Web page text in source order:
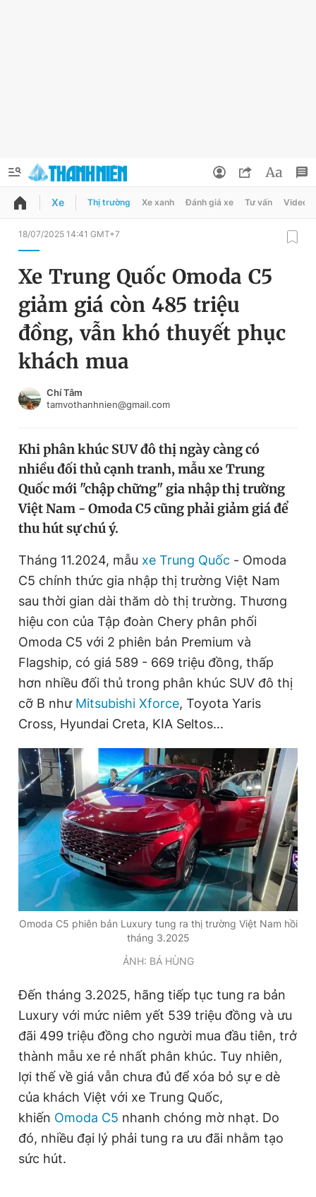
QUẢNG CÁO
Chuyên mục
Chuyên mục khác
Chào ngày mới
Tin thị trường Tin 360
Video Magazine
Sản phẩm khác
Tiện ích
Thông tin tòa soạn Liên hệ quảng cáo
Đọc Thanh Niên trên điện thoại
Theo dõi báo trên
Hotline
0906 645 777
Liên hệ quảng cáo
0908 780 404
Đặt báo Quảng cáo RSS Tòa soạn Chính sách bảo
Tổng biên tập: Nguyễn Ngọc Toàn
Phó tổng biên tập thường trực: Hải Thành
Phó tổng biên tập: Lâm Hiếu Dũng
Phó tổng biên tập: Trần Việt Hưng
Tổng thư ký tòa soạn: Đức Trung
Giấy phép xuất bản số 110/GP - BTTTT cấp ngày 24.3.2020
chép dưới mọi hình thức nếu không có sự chấp thuận bằng văn
bản. Phát triển bởi ePi Technologies, JSC.
Đổi mật khẩu
Tin đã lưu
Tin đã xem
Đăng xuất
Xe Thị trường Xe xanh Đánh giá xe Tư vấn Video
18/07/2025 14:41 GMT+7
Xe Trung Quốc Omoda C5
giảm giá còn 485 triệu
đồng, vẫn khó thuyết phục
khách mua
Chí Tâm
tamvothanhnien@gmail.com
Khi phân khúc SUV đô thị ngày càng có
nhiều đối thủ cạnh tranh, mẫu xe Trung
Quốc mới "chập chững" gia nhập thị trường
Việt Nam - Omoda C5 cũng phải giảm giá để
thu hút sự chú ý.
Tháng 11.2024, mẫu xe Trung Quốc - Omoda
C5 chính thức gia nhập thị trường Việt Nam
sau thời gian dài thăm dò thị trường. Thương
hiệu con của Tập đoàn Chery phân phối
Omoda C5 với 2 phiên bản Premium và
Flagship, có giá 589 - 669 triệu đồng, thấp
hơn nhiều đối thủ trong phân khúc SUV đô thị
cỡ B như Mitsubishi Xforce, Toyota Yaris
Cross, Hyundai Creta, KIA Seltos...
Omoda C5 phiên bản Luxury tung ra thị trường Việt Nam hồi
tháng 3.2025
ẢNH: BÁ HÙNG
Đến tháng 3.2025, hãng tiếp tục tung ra bản
Luxury với mức niêm yết 539 triệu đồng và ưu
đãi 499 triệu đồng cho người mua đầu tiên, trở
thành mẫu xe rẻ nhất phân khúc. Tuy nhiên,
lợi thế về giá vẫn chưa đủ để xóa bỏ sự e dè
của khách Việt với xe Trung Quốc,
khiến Omoda C5 nhanh chóng mờ nhạt. Do
đó, nhiều đại lý phải tung ra ưu đãi nhằm tạo
sức hút.